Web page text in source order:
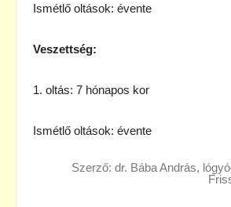
Ismétlő oltások: évente
Veszettség:
1. oltás: 7 hónapos kor
Ismétlő oltások: évente
Szerző: dr. Bába András,